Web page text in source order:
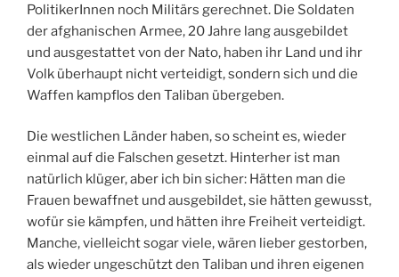
PolitikerInnen noch Militärs gerechnet. Die Soldaten
der afghanischen Armee, 20 Jahre lang ausgebildet
und ausgestattet von der Nato, haben ihr Land und ihr
Volk überhaupt nicht verteidigt, sondern sich und die
Waffen kampflos den Taliban übergeben.
Die westlichen Länder haben, so scheint es, wieder
einmal auf die Falschen gesetzt. Hinterher ist man
natürlich klüger, aber ich bin sicher: Hätten man die
Frauen bewaffnet und ausgebildet, sie hätten gewusst,
wofür sie kämpfen, und hätten ihre Freiheit verteidigt.
Manche, vielleicht sogar viele, wären lieber gestorben,
als wieder ungeschützt den Taliban und ihren eigenen